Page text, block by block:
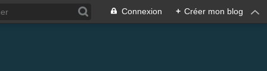
Connexion + Créer mon blog